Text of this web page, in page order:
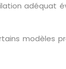
adéquat
modèles